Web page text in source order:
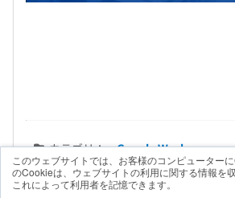
このウェブサイトでは、お客様のコンピューター
のCookieは、ウェブサイトの利用に関する情報を
これによって利用者を記憶できます。
カテゴリ：
Google Workspace
キーワード：
ハルシネーション